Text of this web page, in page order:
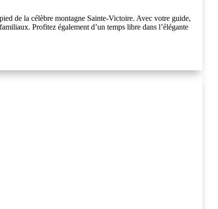
de la célèbre montagne Sainte-Victoire. Avec votre guide,
Profitez également d’un temps libre dans l’élégante